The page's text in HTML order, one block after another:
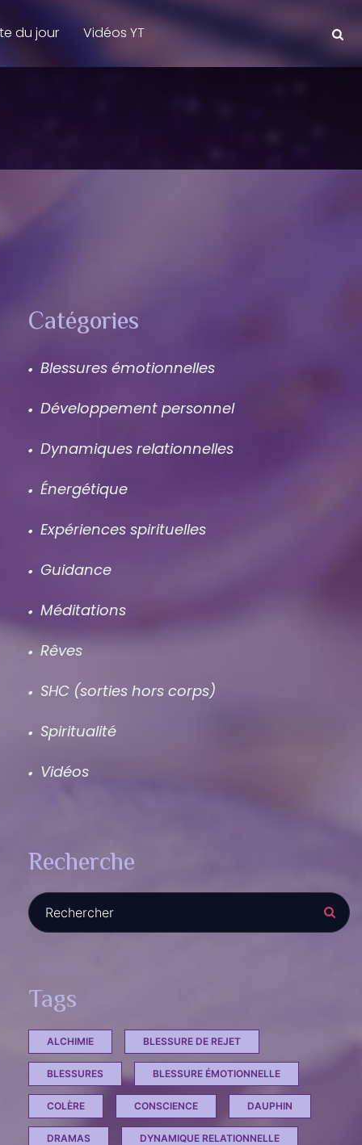
du jour Vidéos YT
– Le podcast"
Catégories
Blessures émotionnelles
Développement personnel
Dynamiques relationnelles
Énergétique
Expériences spirituelles
Guidance
Méditations
Rêves
SHC (sorties hors corps)
Spiritualité
Vidéos
Recherche
Recherche :
Tags
ALCHIMIE BLESSURE DE REJET
BLESSURES BLESSURE ÉMOTIONNELLE
COLÈRE CONSCIENCE DAUPHIN
DRAMAS DYNAMIQUE RELATIONNELLE